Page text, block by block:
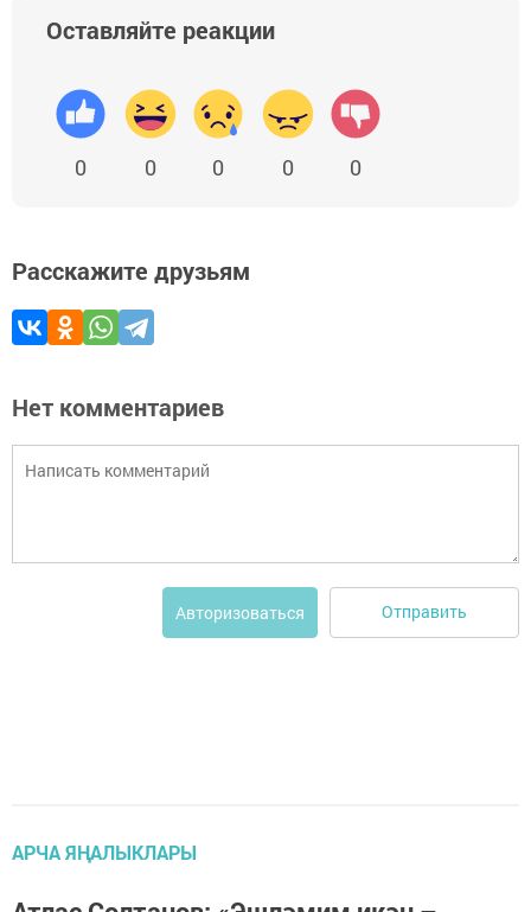
Оставляйте реакции
0 0 0 0 0
Расскажите друзьям
Нет комментариев
Авторизоваться Отправить
АРЧА ЯҢАЛЫКЛАРЫ